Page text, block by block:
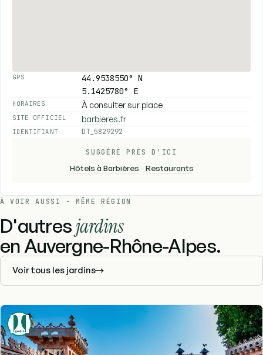
GPS
44.9538550° N
5.1425780° E
HORAIRES À consulter sur place
SITE OFFICIEL barbieres.fr
IDENTIFIANT DT_5829292
SUGGÉRÉ PRÈS D'ICI
Hôtels à Barbières -Restaurants
À VOIR AUSSI - MÊME RÉGION
D'autresjardins
en Auvergne-Rhône-Alpes.
Voir tous les jardins